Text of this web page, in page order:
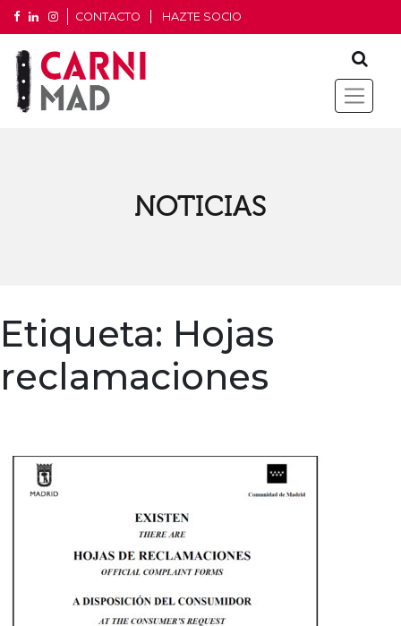
CONTACTO HAZTE SOCIO
NOTICIAS
Etiqueta: Hojas
reclamaciones